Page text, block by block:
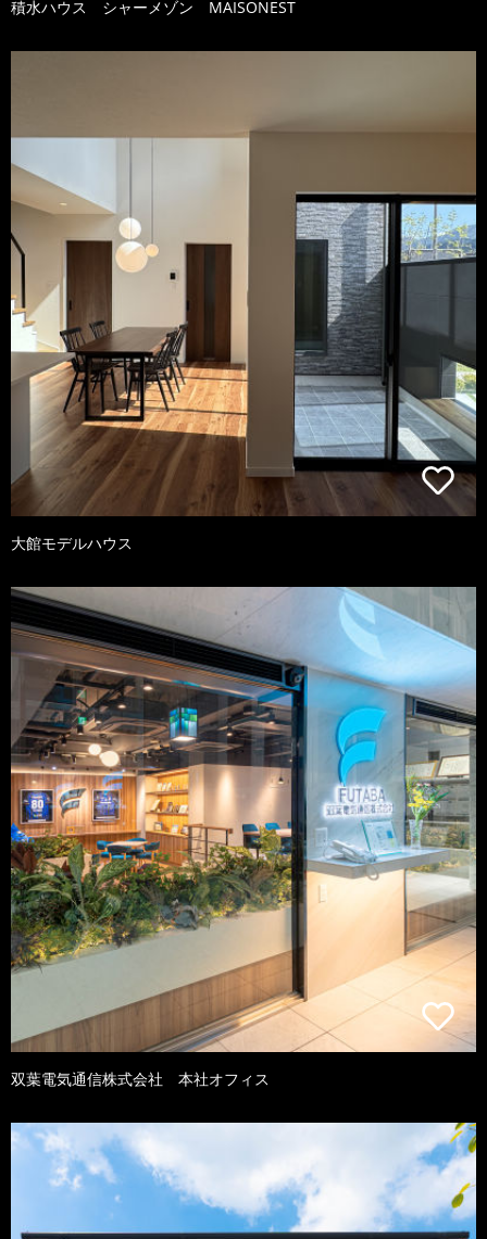
積水ハウス シャーメゾン MAISONEST
大館モデルハウス
双葉電気通信株式会社 本社オフィス